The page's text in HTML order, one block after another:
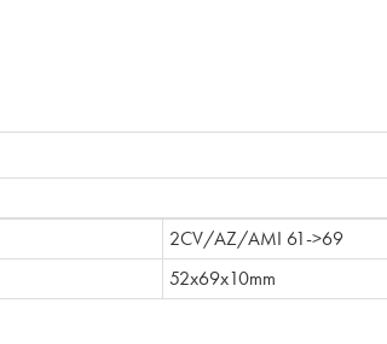
2CV/AZ/AMI 61->69
52x69x10mm